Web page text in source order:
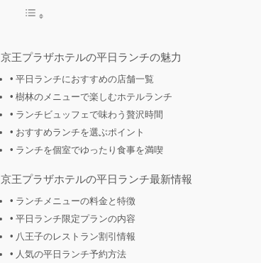
京王プラザホテルの平日ランチの魅力
平日ランチにおすすめの店舗一覧
樹林のメニューで楽しむホテルランチ
ランチビュッフェで味わう贅沢時間
おすすめランチを選ぶポイント
ランチを個室でゆったり食事を満喫
京王プラザホテルの平日ランチ最新情報
ランチメニューの料金と特徴
平日ランチ限定プランの内容
八王子のレストラン割引情報
人気の平日ランチ予約方法